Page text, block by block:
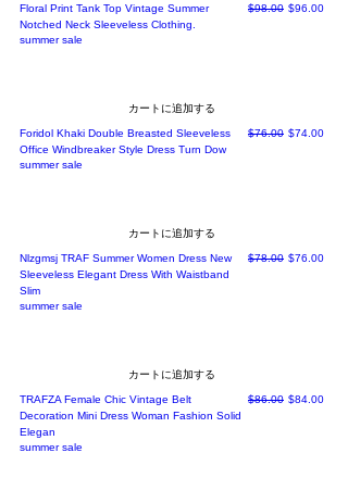
Floral Print Tank Top Vintage Summer
Notched Neck Sleeveless Clothing.
通常価格
$98.00 セール価格
$96.00
summer sale
カートに追加する
Foridol Khaki Double Breasted Sleeveless
Office Windbreaker Style Dress Turn Dow
通常価格
$76.00 セール価格
$74.00
summer sale
カートに追加する
Nlzgmsj TRAF Summer Women Dress New
Sleeveless Elegant Dress With Waistband
Slim
通常価格
$78.00 セール価格
$76.00
summer sale
カートに追加する
TRAFZA Female Chic Vintage Belt
Decoration Mini Dress Woman Fashion Solid
Elegan
通常価格
$86.00 セール価格
$84.00
summer sale